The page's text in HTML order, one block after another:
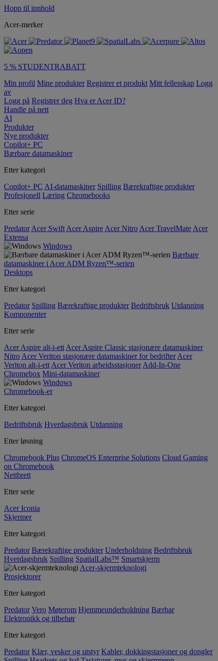
Hopp til innhold
Acer-merker
5 % STUDENTRABATT
Min profil Mine produkter Registrer et produkt Mitt fellesskap Logg
av
Logg på Registrer deg Hva er Acer ID?
Handle på nett
AI
Produkter
Nye produkter
Copilot+ PC
Bærbare datamaskiner
Etter kategori
Copilot+ PC AI-datamaskiner Spilling Bærekraftige produkter
Profesjonell Læring Chromebooks
Etter serie
Predator Acer Swift Acer Aspire Acer Nitro Acer TravelMate Acer
Extensa
Windows
Bærbare
datamaskiner i Acer ADM Ryzen™-serien
Desktops
Etter kategori
Predator Spilling Bærekraftige produkter Bedriftsbruk Utdanning
Komponenter
Etter serie
Acer Aspire alt-i-ett Acer Aspire Classic stasjonære datamaskiner
Nitro Acer Veriton stasjonære datamaskiner for bedrifter Acer
Veriton alt-i-ett Acer Veriton arbeidsstasjoner Add-In-One
Chromebox Mini-datamaskiner
Windows
Chromebook-er
Etter kategori
Bedriftsbruk Hverdagsbruk Utdanning
Etter løsning
Chromebook Plus ChromeOS Enterprise Solutions Cloud Gaming
on Chromebook
Nettbrett
Etter serie
Acer Iconia
Skjermer
Etter kategori
Predator Bærekraftige produkter Underholdning Bedriftsbruk
Hverdagsbruk Spilling SpatialLabs™ Smartskjerm
Acer-skjermteknologi
Prosjektorer
Etter kategori
Predator Vero Møterom Hjemmeunderholdning Bærbar
Elektronikk og tilbehør
Etter kategori
Predator Klær, vesker og utstyr Kabler, dokkingstasjoner og dongler